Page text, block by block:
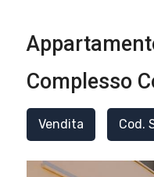
Complesso
Vendita Cod.